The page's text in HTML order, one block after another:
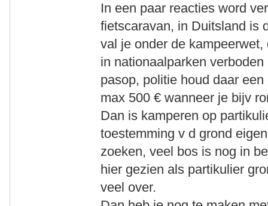
In een paar reacties word
fietscaravan, in Duitsland is
val je onder de
in nationaalparken
pasop, politie houd daar
max 500 € wanneer je bijv
Dan is kamperen op
toestemming v d grond
zoeken, veel bos is nog in
hier gezien als partikulier
veel over.